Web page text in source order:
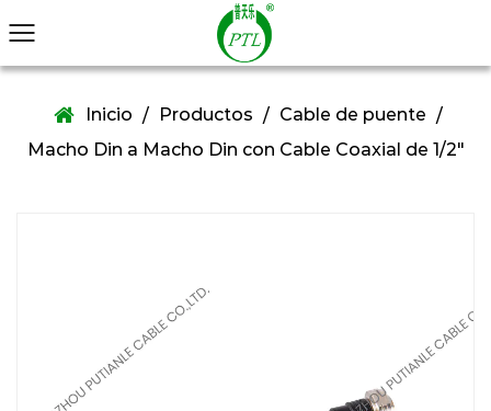
Inicio / Productos / Cable de puente /
Macho Din a Macho Din con Cable Coaxial de 1/2"